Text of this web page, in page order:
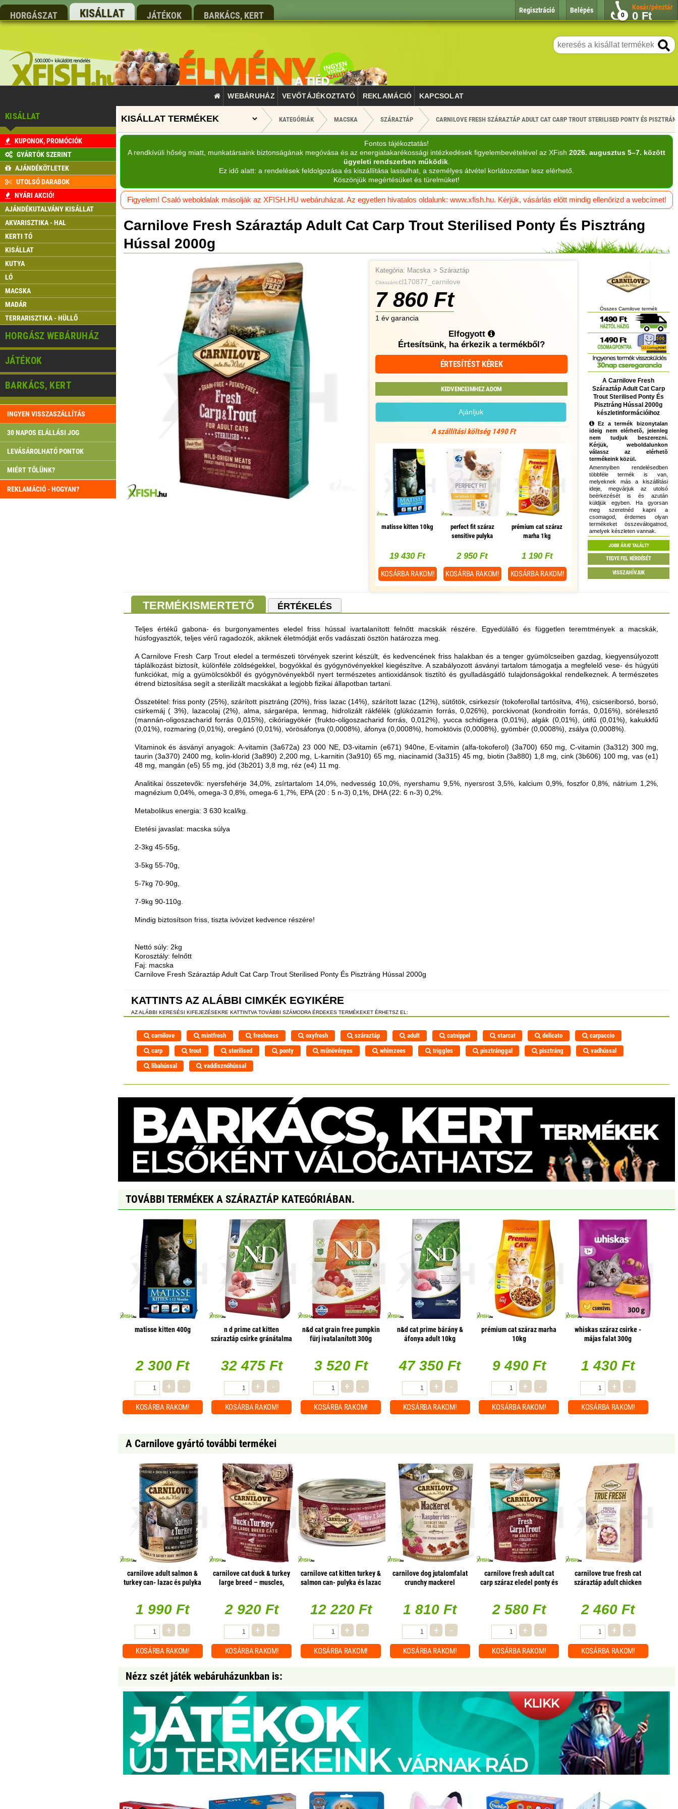
HORGÁSZAT KISÁLLAT JÁTÉKOK BARKÁCS, KERT 0
Kosár/pénztár
0 Ft
Belépés
Regisztráció
WEBÁRUHÁZ VEVŐTÁJÉKOZTATÓ REKLAMÁCIÓ KAPCSOLAT
KISÁLLAT
KUPONOK, PROMÓCIÓK
GYÁRTÓK SZERINT
AJÁNDÉKÖTLETEK
UTOLSÓ DARABOK
NYÁRI AKCIÓ!
AJÁNDÉKUTALVÁNY KISÁLLAT
AKVARISZTIKA - HAL
KERTI TÓ
KISÁLLAT
KUTYA
LÓ
MACSKA
MADÁR
TERRARISZTIKA - HÜLLŐ
HORGÁSZ WEBÁRUHÁZ
JÁTÉKOK
BARKÁCS, KERT
INGYEN VISSZASZÁLLÍTÁS
30 NAPOS ELÁLLÁSI JOG
LEVÁSÁROLHATÓ PONTOK
MIÉRT TŐLÜNK?
REKLAMÁCIÓ - HOGYAN?
KATEGÓRIÁK MACSKA SZÁRAZTÁP CARNILOVE FRESH SZÁRAZTÁP ADULT CAT CARP TROUT STERILISED PONTY ÉS
Fontos tájékoztatás!
A rendkívüli hőség miatt, munkatársaink biztonságának megóvása és az energiatakarékossági intézkedések figyelembevételével az XFish 2026. augusztus 5–7. között
ügyeleti rendszerben működik.
Ez idő alatt: a rendelések feldolgozása és kiszállítása lassulhat, a személyes átvétel korlátozottan lesz elérhető.
Köszönjük megértésüket és türelmüket!
Figyelem! Csaló weboldalak másolják az XFISH.HU webáruházat. Az egyetlen hivatalos oldalunk: www.xfish.hu. Kérjük, vásárlás előtt mindig ellenőrizd a webcímet!
Carnilove Fresh Száraztáp Adult Cat Carp Trout Sterilised Ponty És Pisztráng
Hússal 2000g
Kategória: Macska > Száraztáp
Cikkszám:cl170877_carnilove
7 860 Ft
1 év garancia
Elfogyott
Értesítsünk, ha érkezik a termékből?
ÉRTESÍTÉST KÉREK
KEDVENCEIMHEZ ADOM
Ajánljuk
A szállítási költség 1490 Ft
matisse kitten 10kg
19 430 Ft
KOSÁRBA RAKOM!
perfect fit száraz
sensitive pulyka
2 950 Ft
KOSÁRBA RAKOM!
prémium cat száraz
marha 1kg
1 190 Ft
KOSÁRBA RAKOM!
Összes Carnilove termék
A Carnilove Fresh
Száraztáp Adult Cat Carp
Trout Sterilised Ponty És
Pisztráng Hússal 2000g
készletinformációihoz
Ez a termék bizonytalan
ideig nem elérhetõ, jelenleg
nem tudjuk beszerezni.
Kérjük, weboldalunkon
válassz az elérhetõ
termékeink közül.
Amennyiben rendelésedben
többféle termék is van,
melyeknek más a kiszállítási
ideje, megvárjuk az utolsó
beérkezését is és azután
küldjük egyben. Ha gyorsan
meg szeretnéd kapni a
csomagod, érdemes olyan
termékeket összeválogatnod,
amelyek készleten vannak.
JOBB ÁRAT TALÁLT?
TEGYE FEL KÉRDÉSÉT
VISSZAHÍVJUK
TERMÉKISMERTETŐ ÉRTÉKELÉS
Teljes értékű gabona- és burgonyamentes eledel friss hússal ivartalanított felnőtt macskák részére. Egyedülálló és független teremtmények a macskák,
húsfogyasztók, teljes vérű ragadozók, akiknek életmódját erős vadászati ösztön határozza meg.
A Carnilove Fresh Carp Trout eledel a természeti törvények szerint készült, és kedvencének friss halakban és a tenger gyümölcseiben gazdag, kiegyensúlyozott
táplálkozást biztosít, különféle zöldségekkel, bogyókkal és gyógynövényekkel kiegészítve. A szabályozott ásványi tartalom támogatja a megfelelő vese- és húgyúti
funkciókat, míg a gyümölcsökből és gyógynövényekből nyert természetes antioxidánsok tisztító és gyulladásgátló tulajdonságokkal rendelkeznek. A természetes
étrend biztosítása segít a sterilizált macskákat a legjobb fizikai állapotban tartani.
Összetétel: friss ponty (25%), szárított pisztráng (20%), friss lazac (14%), szárított lazac (12%), sütőtök, csirkezsír (tokoferollal tartósítva, 4%), csicseriborsó, borsó,
csirkemáj ( 3%), lazacolaj (2%), alma, sárgarépa, lenmag, hidrolizált rákfélék (glükózamin forrás, 0,026%), porckivonat (kondroitin forrás, 0,016%), sörélesztő
(mannán-oligoszacharid forrás 0,015%), cikóriagyökér (frukto-oligoszacharid forrás, 0,012%), yucca schidigera (0,01%), algák (0,01%), útifű (0,01%), kakukkfű
(0,01%), rozmaring (0,01%), oregánó (0,01%), vörösáfonya (0,0008%), áfonya (0,0008%), homoktövis (0,0008%), gyömbér (0,0008%), zsálya (0,0008%).
Vitaminok és ásványi anyagok: A-vitamin (3a672a) 23 000 NE, D3-vitamin (e671) 940ne, E-vitamin (alfa-tokoferol) (3a700) 650 mg, C-vitamin (3a312) 300 mg,
taurin (3a370) 2400 mg, kolin-klorid (3a890) 2,200 mg, L-karnitin (3a910) 65 mg, niacinamid (3a315) 45 mg, biotin (3a880) 1,8 mg, cink (3b606) 100 mg, vas (e1)
48 mg, mangán (e5) 55 mg, jód (3b201) 3,8 mg, réz (e4) 11 mg.
Analitikai összetevők: nyersfehérje 34,0%, zsírtartalom 14,0%, nedvesség 10,0%, nyershamu 9,5%, nyersrost 3,5%, kalcium 0,9%, foszfor 0,8%, nátrium 1,2%,
magnézium 0,04%, omega-3 0,8%, omega-6 1,7%, EPA (20 : 5 n-3) 0,1%, DHA (22: 6 n-3) 0,2%.
Metabolikus energia: 3 630 kcal/kg.
Etetési javaslat: macska súlya
2-3kg 45-55g,
3-5kg 55-70g,
5-7kg 70-90g,
7-9kg 90-110g.
Mindig biztosítson friss, tiszta ivóvizet kedvence részére!
Nettó súly: 2kg
Korosztály: felnőtt
Faj: macska
Carnilove Fresh Száraztáp Adult Cat Carp Trout Sterilised Ponty És Pisztráng Hússal 2000g
KATTINTS AZ ALÁBBI CIMKÉK EGYIKÉRE
AZ ALÁBBI KERESÉSI KIFEJEZÉSEKRE KATTINTVA TOVÁBBI SZÁMODRA ÉRDEKES TERMÉKEKET ÉRHETSZ EL:
carnilove mintfresh freshness oxyfresh száraztáp adult catnippel starcat delicato
carpaccio
carp
trout sterilised ponty műnövényes whimzees triggles pisztránggal pisztráng
vadhússal
libahússal
vaddisznóhússal
TOVÁBBI TERMÉKEK A SZÁRAZTÁP KATEGÓRIÁBAN.
matisse kitten 400g
2 300 Ft
+ -
KOSÁRBA RAKOM!
n d prime cat kitten
száraztáp csirke gránátalma
32 475 Ft
+ -
KOSÁRBA RAKOM!
n&d cat grain free pumpkin
fürj ivatalanított 300g
3 520 Ft
+ -
KOSÁRBA RAKOM!
n&d cat prime bárány &
áfonya adult 10kg
47 350 Ft
+ -
KOSÁRBA RAKOM!
prémium cat száraz marha
10kg
9 490 Ft
+ -
KOSÁRBA RAKOM!
whiskas száraz csirke -
májas falat 300g
1 430 Ft
+ -
KOSÁRBA RAKOM!
A Carnilove gyártó további termékei
carnilove adult salmon &
turkey can- lazac és pulyka
1 990 Ft
+ -
KOSÁRBA RAKOM!
carnilove cat duck & turkey
large breed – muscles,
2 920 Ft
+ -
KOSÁRBA RAKOM!
carnilove cat kitten turkey &
salmon can- pulyka és lazac
12 220 Ft
+ -
KOSÁRBA RAKOM!
carnilove dog jutalomfalat
crunchy mackerel
1 810 Ft
+ -
KOSÁRBA RAKOM!
carnilove fresh adult cat
carp száraz eledel ponty és
2 580 Ft
+ -
KOSÁRBA RAKOM!
carnilove true fresh cat
száraztáp adult chicken
2 460 Ft
+ -
KOSÁRBA RAKOM!
Nézz szét játék webáruházunkban is: